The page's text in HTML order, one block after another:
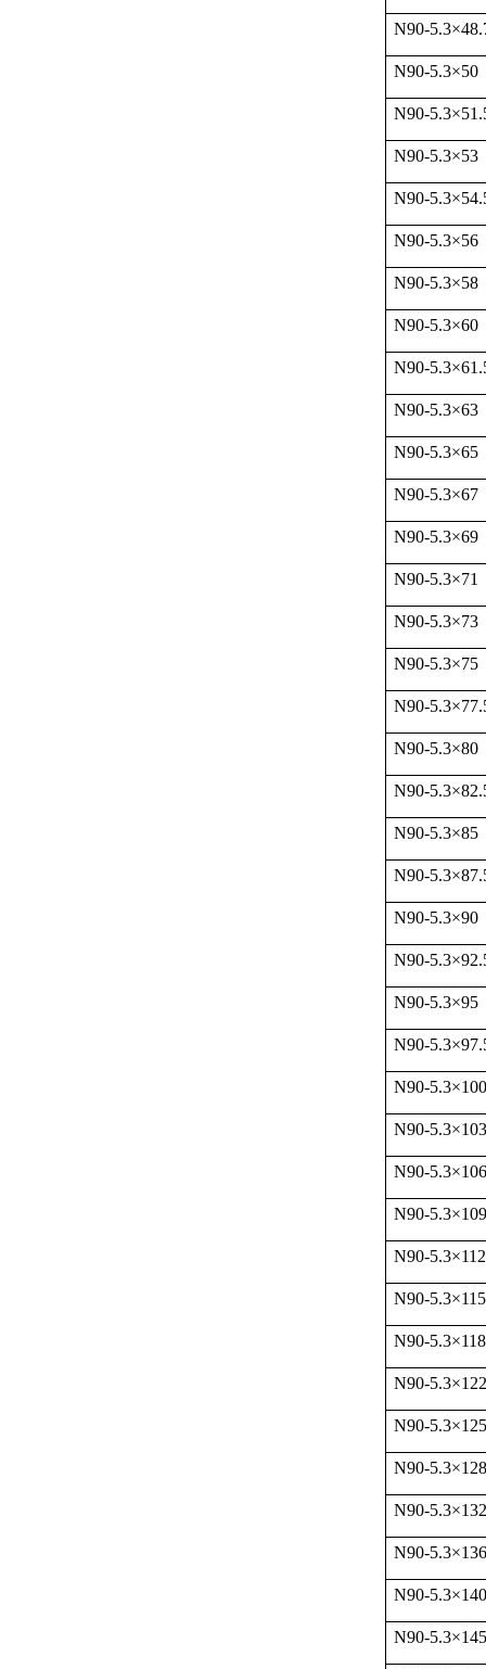
N90-5.3×
N90-5.3×50
N90-5.3×
N90-5.3×53
N90-5.3×
N90-5.3×56
N90-5.3×58
N90-5.3×60
N90-5.3×
N90-5.3×63
N90-5.3×65
N90-5.3×67
N90-5.3×69
N90-5.3×71
N90-5.3×73
N90-5.3×75
N90-5.3×
N90-5.3×80
N90-5.3×
N90-5.3×85
N90-5.3×
N90-5.3×90
N90-5.3×
N90-5.3×95
N90-5.3×
N90-5.3×100
N90-5.3×103
N90-5.3×106
N90-5.3×109
N90-5.3×112
N90-5.3×115
N90-5.3×118
N90-5.3×122
N90-5.3×125
N90-5.3×128
N90-5.3×132
N90-5.3×136
N90-5.3×140
N90-5.3×145